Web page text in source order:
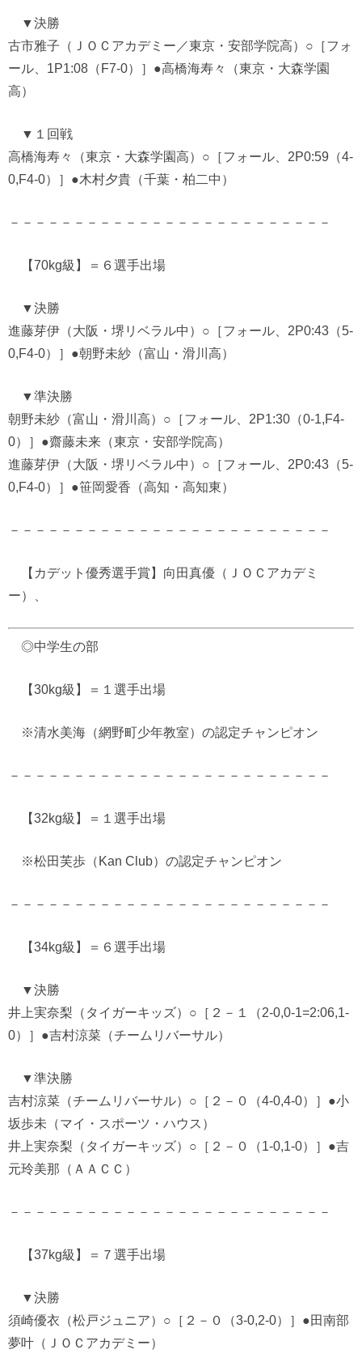
▼決勝
古市雅子（ＪＯＣアカデミー／東京・安部学院高）○［フォ
ール、1P1:08（F7-0）］●高橋海寿々（東京・大森学園
高）
▼１回戦
高橋海寿々（東京・大森学園高）○［フォール、2P0:59（4-
0,F4-0）］●木村夕貴（千葉・柏二中）
－－－－－－－－－－－－－－－－－－－－－－－－－
【70kg級】＝６選手出場
▼決勝
進藤芽伊（大阪・堺リベラル中）○［フォール、2P0:43（5-
0,F4-0）］●朝野未紗（富山・滑川高）
▼準決勝
朝野未紗（富山・滑川高）○［フォール、2P1:30（0-1,F4-
0）］●齋藤未来（東京・安部学院高）
進藤芽伊（大阪・堺リベラル中）○［フォール、2P0:43（5-
0,F4-0）］●笹岡愛香（高知・高知東）
－－－－－－－－－－－－－－－－－－－－－－－－－
【カデット優秀選手賞】向田真優（ＪＯＣアカデミ
ー）、
◎中学生の部
【30kg級】＝１選手出場
※清水美海（網野町少年教室）の認定チャンピオン
－－－－－－－－－－－－－－－－－－－－－－－－－
【32kg級】＝１選手出場
※松田芙歩（Kan Club）の認定チャンピオン
－－－－－－－－－－－－－－－－－－－－－－－－－
【34kg級】＝６選手出場
▼決勝
井上実奈梨（タイガーキッズ）○［２－１（2-0,0-1=2:06,1-
0）］●吉村涼菜（チームリバーサル）
▼準決勝
吉村涼菜（チームリバーサル）○［２－０（4-0,4-0）］●小
坂歩未（マイ・スポーツ・ハウス）
井上実奈梨（タイガーキッズ）○［２－０（1-0,1-0）］●吉
元玲美那（ＡＡＣＣ）
－－－－－－－－－－－－－－－－－－－－－－－－－
【37kg級】＝７選手出場
▼決勝
須崎優衣（松戸ジュニア）○［２－０（3-0,2-0）］●田南部
夢叶（ＪＯＣアカデミー）